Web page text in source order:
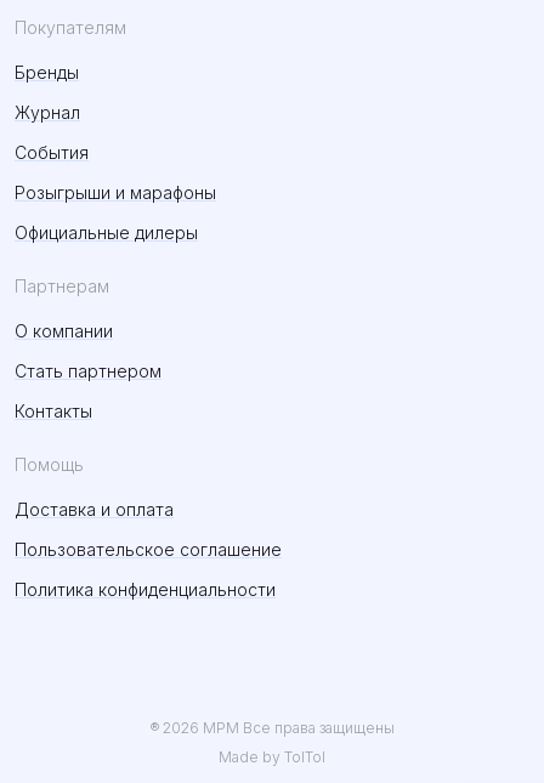
Покупателям
Бренды
Журнал
События
Розыгрыши и марафоны
Официальные дилеры
Партнерам
О компании
Стать партнером
Контакты
Помощь
Доставка и оплата
Пользовательское соглашение
Политика конфиденциальности
® 2026 MPM Все права защищены
Made by TolTol